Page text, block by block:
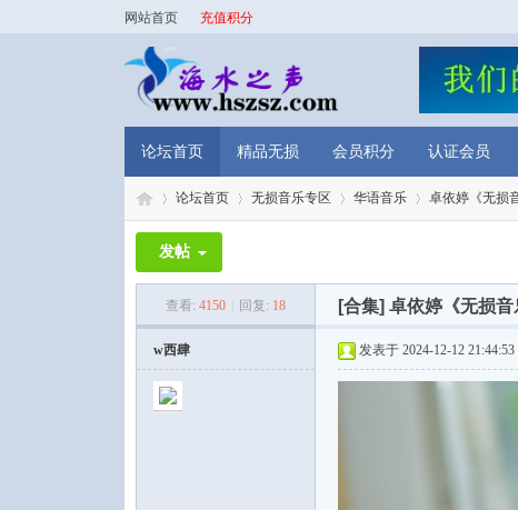
网站首页 充值积分
论坛首页 精品无损 会员积分 认证会员
论坛首页 无损音乐专区 华语音乐 卓依婷《无损
发帖
查看: 4150 回复: 18 [合集] 卓依婷《无损
w西肆 发表于 2024-12-12 21:44:53